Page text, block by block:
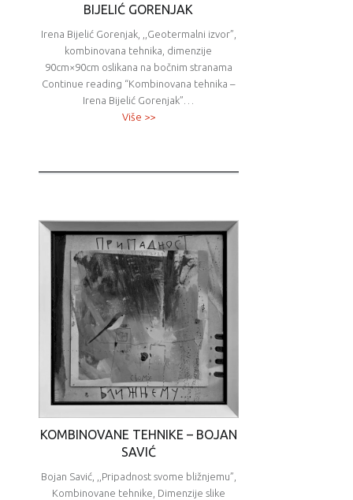
BIJELIĆ GORENJAK
Irena Bijelić Gorenjak, ,,Geotermalni izvor”,
kombinovana tehnika, dimenzije
90cm×90cm oslikana na bočnim stranama
Continue reading “Kombinovana tehnika –
Irena Bijelić Gorenjak”…
Više >>
KOMBINOVANE TEHNIKE – BOJAN
SAVIĆ
Bojan Savić, ,,Pripadnost svome bližnjemu”,
Kombinovane tehnike, Dimenzije slike